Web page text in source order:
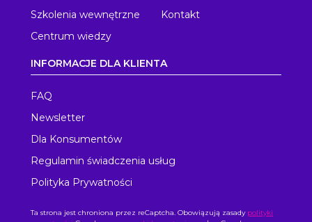
Szkolenia wewnętrzne
Centrum wiedzy
Kontakt
INFORMACJE DLA KLIENTA
FAQ
Newsletter
Dla Konsumentów
Regulamin świadczenia usług
Polityka Prywatności
Ta strona jest chroniona przez reCaptcha. Obowiązują zasady polityki